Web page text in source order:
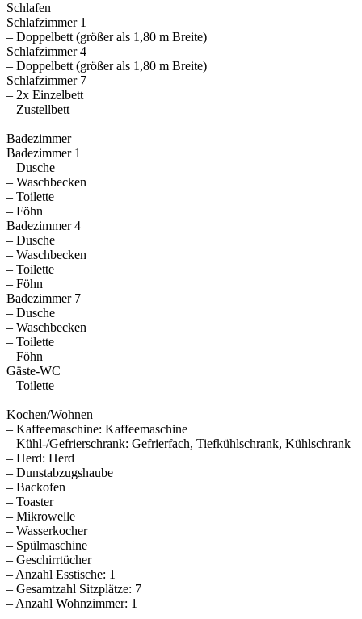
Schlafen
Schlafzimmer 1
– Doppelbett (größer als 1,80 m Breite)
Schlafzimmer 4
– Doppelbett (größer als 1,80 m Breite)
Schlafzimmer 7
– 2x Einzelbett
– Zustellbett
Badezimmer
Badezimmer 1
– Dusche
– Waschbecken
– Toilette
– Föhn
Badezimmer 4
– Dusche
– Waschbecken
– Toilette
– Föhn
Badezimmer 7
– Dusche
– Waschbecken
– Toilette
– Föhn
Gäste-WC
– Toilette
Kochen/Wohnen
– Kaffeemaschine: Kaffeemaschine
– Kühl-/Gefrierschrank: Gefrierfach, Tiefkühlschrank, Kühlschrank
– Herd: Herd
– Dunstabzugshaube
– Backofen
– Toaster
– Mikrowelle
– Wasserkocher
– Spülmaschine
– Geschirrtücher
– Anzahl Esstische: 1
– Gesamtzahl Sitzplätze: 7
– Anzahl Wohnzimmer: 1